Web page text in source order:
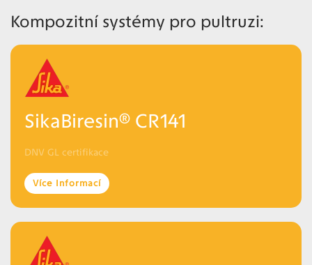
Kompozitní systémy pro pultruzi:
SikaBiresin® CR141
DNV GL certifikace
Více Informací